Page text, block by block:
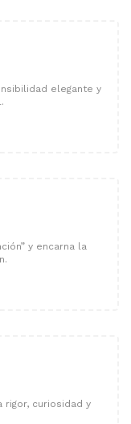
elegante y
y encarna la
rigor, curiosidad y